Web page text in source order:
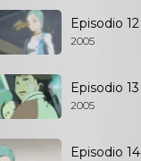
Episodio 12
2005
Episodio 13
2005
Episodio 14